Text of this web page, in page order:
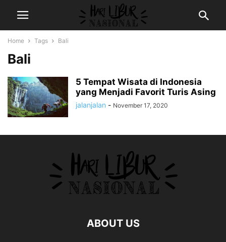
Home Tags Bali
Bali
5 Tempat Wisata di Indonesia
yang Menjadi Favorit Turis Asing
jalanjalan - November 17, 2020
ABOUT US